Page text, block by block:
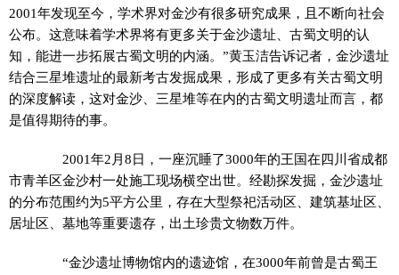
2001年发现至今，学术界对金沙有很多研究成果，且不断向社会
公布。这意味着学术界将有更多关于金沙遗址、古蜀文明的认
知，能进一步拓展古蜀文明的内涵。”黄玉洁告诉记者，金沙遗址
结合三星堆遗址的最新考古发掘成果，形成了更多有关古蜀文明
的深度解读，这对金沙、三星堆等在内的古蜀文明遗址而言，都
是值得期待的事。
2001年2月8日，一座沉睡了3000年的王国在四川省成都
市青羊区金沙村一处施工现场横空出世。经勘探发掘，金沙遗址
的分布范围约为5平方公里，存在大型祭祀活动区、建筑基址区、
居址区、墓地等重要遗存，出土珍贵文物数万件。
“金沙遗址博物馆内的遗迹馆，在3000年前曾是古蜀王